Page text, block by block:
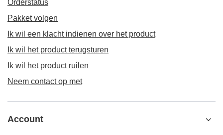
Orderstatus
Pakket volgen
Ik wil een klacht indienen over het product
Ik wil het product terugsturen
Ik wil het product ruilen
Neem contact op met
Account